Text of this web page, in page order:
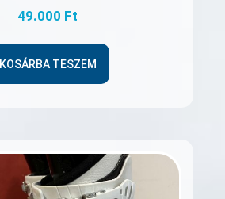
49.000 Ft
KOSÁRBA TESZEM